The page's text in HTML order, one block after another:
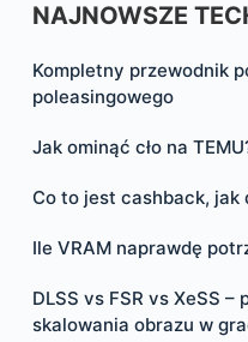
NAJNOWSZE
Kompletny przewodnik
poleasingowego
Jak ominąć cło na
Co to jest cashback, jak
Ile VRAM naprawdę
DLSS vs FSR vs XeSS
skalowania obrazu w